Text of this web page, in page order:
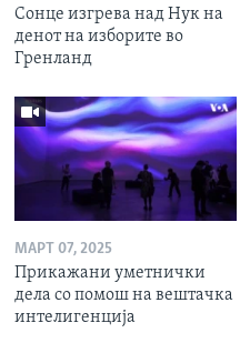
Сонце изгрева над Нук на
денот на изборите во
Гренланд
МАРТ 07, 2025
Прикажани уметнички
дела со помош на вештачка
интелигенција